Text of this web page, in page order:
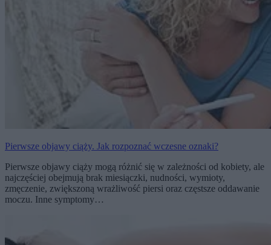
Pierwsze objawy ciąży. Jak rozpoznać wczesne oznaki?
Pierwsze objawy ciąży mogą różnić się w zależności od kobiety, ale
najczęściej obejmują brak miesiączki, nudności, wymioty,
zmęczenie, zwiększoną wrażliwość piersi oraz częstsze oddawanie
moczu. Inne symptomy…